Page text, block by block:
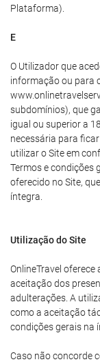
Plataforma).
E
O Utilizador que
informação ou para
subdomínios), que
igual ou superior a
necessária para
utilizar o Site em
Termos e condições
oferecido no Site,
íntegra.
Utilização do Site
OnlineTravel
aceitação dos
adulterações. A
como a aceitação
condições gerais na
Caso não concorde